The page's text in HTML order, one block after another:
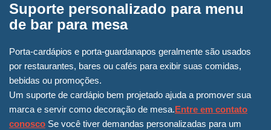
Suporte personalizado para menu
de bar para mesa
Porta-cardápios e porta-guardanapos geralmente são usados
por restaurantes, bares ou cafés para exibir suas comidas,
bebidas ou promoções.
Um suporte de cardápio bem projetado ajuda a promover sua
marca e servir como decoração de mesa.Entre em contato
conosco Se você tiver demandas personalizadas para um